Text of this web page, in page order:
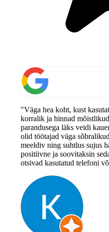
"Väga hea koht, kust
korralik ja hinnad
parandusega läks veidi
olid töötajad väga
meeldiv ning suhtlus sujus
positiivne ja soovitaksin
otsivad kasutatud telefoni